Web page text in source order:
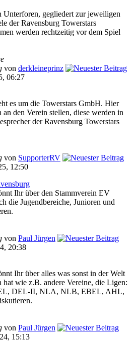
gegliedert zur jeweiligen
der Ravensburg Towerstars
werden rechtzeitig vor dem Spiel
von derkleineprinz
06:27
es um die Towerstars GmbH. Hier
den Verein stellen, diese werden in
der Ravensburg Towerstars
von SupporterRV
12:50
Ihr über den Stammverein EV
die Jugendbereiche, Junioren und
von Paul Jürgen
20:38
Ihr über alles was sonst in der Welt
wie z.B. andere Vereine, die Ligen:
DEL-II, NLA, NLB, EBEL, AHL,
von Paul Jürgen
15:13